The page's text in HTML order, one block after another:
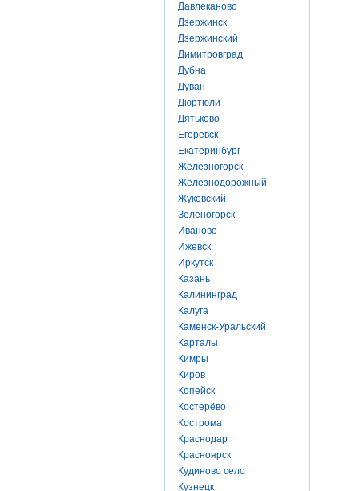
Давлеканово
Дзержинск
Дзержинский
Димитровград
Дубна
Дуван
Дюртюли
Дятьково
Егоревск
Екатеринбург
Железногорск
Железнодорожный
Жуковский
Зеленогорск
Иваново
Ижевск
Иркутск
Казань
Калининград
Калуга
Каменск-Уральский
Карталы
Кимры
Киров
Копейск
Костерёво
Кострома
Краснодар
Красноярск
Кудиново село
Кузнецк